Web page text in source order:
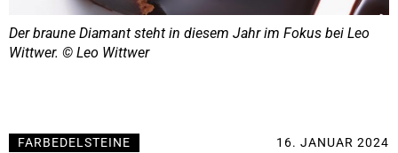
Der braune Diamant steht in diesem Jahr im Fokus bei Leo
Wittwer. © Leo Wittwer
FARBEDELSTEINE 16. JANUAR 2024